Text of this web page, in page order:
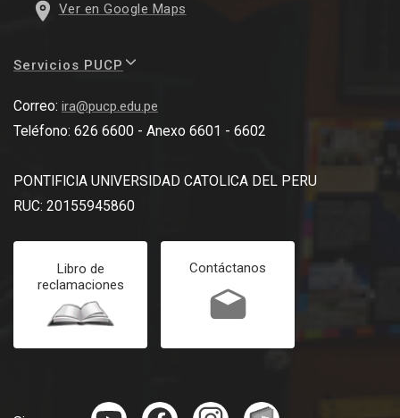
Ver en Google Maps
Servicios PUCP
Correo: ira@pucp.edu.pe
Teléfono: 626 6600 - Anexo 6601 - 6602
PONTIFICIA UNIVERSIDAD CATOLICA DEL PERU
RUC: 20155945860
Libro de
reclamaciones
Contáctanos